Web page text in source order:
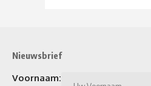
Nieuwsbrief
Voornaam: